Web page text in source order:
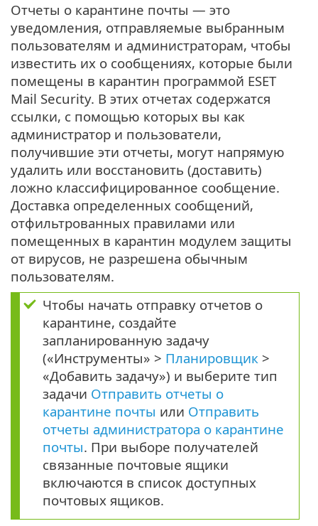
Отчеты о карантине почты — это
уведомления, отправляемые выбранным
пользователям и администраторам, чтобы
известить их о сообщениях, которые были
помещены в карантин программой ESET
Mail Security. В этих отчетах содержатся
ссылки, с помощью которых вы как
администратор и пользователи,
получившие эти отчеты, могут напрямую
удалить или восстановить (доставить)
ложно классифицированное сообщение.
Доставка определенных сообщений,
отфильтрованных правилами или
помещенных в карантин модулем защиты
от вирусов, не разрешена обычным
пользователям.
Чтобы начать отправку отчетов о
карантине, создайте
запланированную задачу
(«Инструменты» > Планировщик >
«Добавить задачу») и выберите тип
задачи Отправить отчеты о
карантине почты или Отправить
отчеты администратора о карантине
почты. При выборе получателей
связанные почтовые ящики
включаются в список доступных
почтовых ящиков.